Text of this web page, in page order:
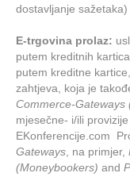
dostavljanje
E-trgovina prolaz:
putem kreditnih
putem kreditne
zahtjeva, koja je
Commerce-Gateways
mjesečne- i/ili
EKonferencije.com
Gateways , na primjer,
(Moneybookers) and